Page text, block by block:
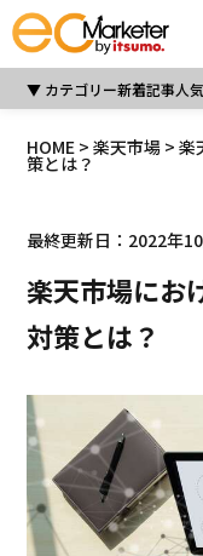
カテゴリー新着記事人
HOME >楽天市場 > 楽
策とは？
最終更新日：2022年
楽天市場にお
対策とは？